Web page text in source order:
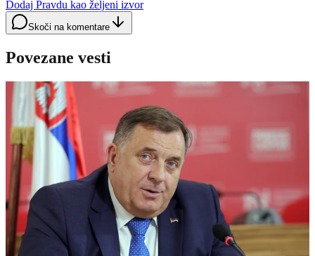
Dodaj Pravdu kao željeni izvor
Skoči na komentare
Povezane vesti